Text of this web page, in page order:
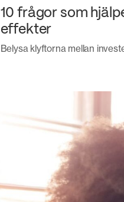
10 frågor som
effekter
Belysa klyftorna mellan